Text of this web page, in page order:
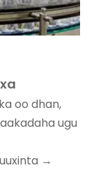
oo dhan,
ugu
→